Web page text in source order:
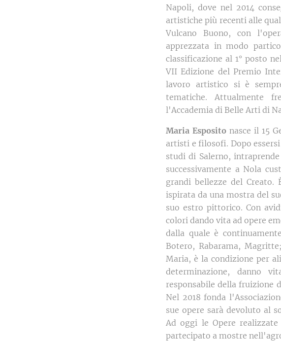
Napoli, dove nel 2014
artistiche più recenti alle
Vulcano Buono, con
apprezzata in modo
classificazione al 1° posto
VII Edizione del Premio
lavoro artistico si è
tematiche. Attualmente
l'Accademia di Belle Arti di
Maria Esposito nasce il 15
artisti e filosofi. Dopo
studi di Salerno,
successivamente a Nola
grandi bellezze del Creato.
ispirata da una mostra del
suo estro pittorico. Con
colori dando vita ad opere
dalla quale è
Botero, Rabarama,
Maria, è la condizione per
determinazione, danno
responsabile della fruizione
Nel 2018 fonda
sue opere sarà devoluto al
Ad oggi le Opere
partecipato a mostre